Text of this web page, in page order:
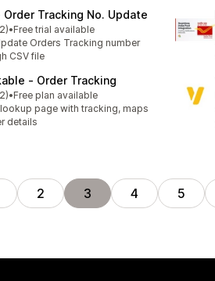
Order Tracking No. Update
5 顆星
評價
•Free trial available
Orders Tracking number
CSV file
‑ Order Tracking
5 顆星
評價
•Free plan available
page with tracking, maps
details
2 3 4 5